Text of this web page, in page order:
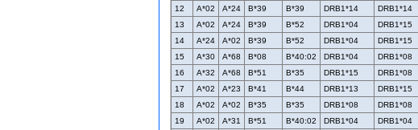
12
A*02 A*24 B*39 B*39 DRB1*14 DRB1*14
13
A*02 A*24 B*39 B*52 DRB1*04 DRB1*15
14
A*24 A*02 B*39 B*52 DRB1*04 DRB1*15
15
A*30 A*68 B*08 B*40:02 DRB1*04 DRB1*08
16
A*32 A*68 B*51 B*35 DRB1*15 DRB1*08
17
A*02 A*23 B*41 B*44 DRB1*13 DRB1*15
18
A*02 A*02 B*35 B*35 DRB1*08 DRB1*08
19
A*02 A*31 B*51 B*40:02 DRB1*04 DRB1*04